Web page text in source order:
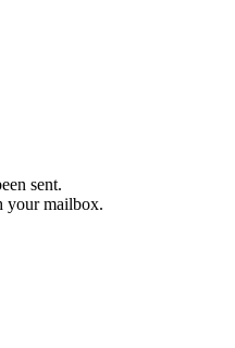
sent.
your mailbox.